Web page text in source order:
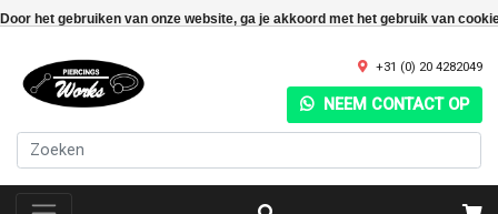
Door het gebruiken van onze website, ga je akkoord met het gebruik van
+31 (0) 20 4282049
NEEM CONTACT OP